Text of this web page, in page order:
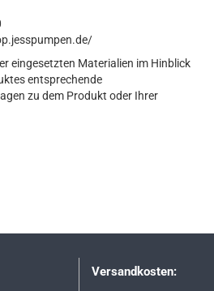
eingesetzten Materialien im Hinblick
entsprechende
zu dem Produkt oder Ihrer
Versandkosten: